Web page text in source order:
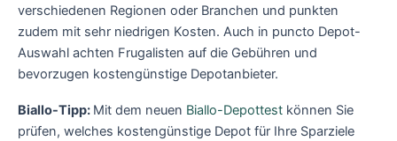
verschiedenen Regionen oder Branchen und punkten
zudem mit sehr niedrigen Kosten. Auch in puncto Depot-
Auswahl achten Frugalisten auf die Gebühren und
bevorzugen kostengünstige Depotanbieter.
Biallo-Tipp: Mit dem neuen Biallo-Depottest können Sie
prüfen, welches kostengünstige Depot für Ihre Sparziele